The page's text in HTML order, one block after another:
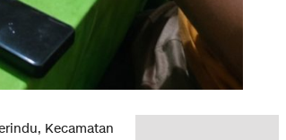
Kecamatan